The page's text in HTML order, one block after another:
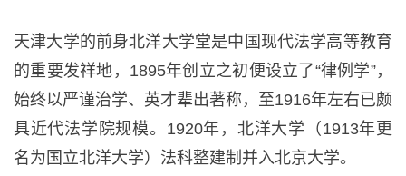
天津大学的前身北洋大学堂是中国现代法学高等教育
的重要发祥地，1895年创立之初便设立了“律例学”，
始终以严谨治学、英才辈出著称，至1916年左右已颇
具近代法学院规模。1920年，北洋大学（1913年更
名为国立北洋大学）法科整建制并入北京大学。